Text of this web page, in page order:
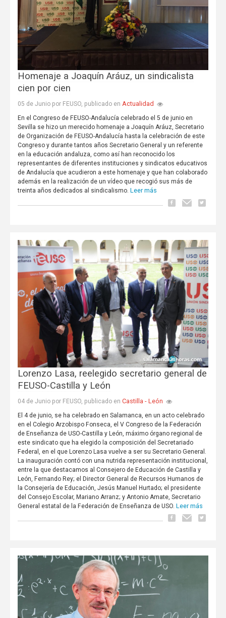
Homenaje a Joaquín Aráuz, un sindicalista
cien por cien
05 de Junio por FEUSO, publicado en Actualidad
En el Congreso de FEUSO-Andalucía celebrado el 5 de junio en
Sevilla se hizo un merecido homenaje a Joaquín Aráuz, Secretario
de Organización de FEUSO-Andalucía hasta la celebración de este
Congreso y durante tantos años Secretario General y un referente
en la educación andaluza, como así han reconocido los
representantes de diferentes instituciones y sindicatos educativos
de Andalucía que acudieron a este homenaje y que han colaborado
además en la realización de un vídeo que recogió sus más de
treinta años dedicados al sindicalismo. Leer más
Lorenzo Lasa, reelegido secretario general de
FEUSO-Castilla y León
04 de Junio por FEUSO, publicado en Castilla - León
El 4 de junio, se ha celebrado en Salamanca, en un acto celebrado
en el Colegio Arzobispo Fonseca, el V Congreso de la Federación
de Enseñanza de USO-Castilla y León, máximo órgano regional de
este sindicato que ha elegido la composición del Secretariado
Federal, en el que Lorenzo Lasa vuelve a ser su Secretario General.
La inauguración contó con una nutrida representación institucional,
entre la que destacamos al Consejero de Educación de Castilla y
León, Fernando Rey; el Director General de Recursos Humanos de
la Consejería de Educación, Jesús Manuel Hurtado; el presidente
del Consejo Escolar, Mariano Arranz; y Antonio Amate, Secretario
General estatal de la Federación de Enseñanza de USO. Leer más